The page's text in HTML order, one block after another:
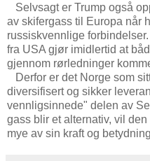
Selvsagt er Trump også
av skifergass til Europa når
russiskvennlige
fra USA gjør imidlertid at
gjennom rørledninger
Derfor er det Norge som
diversifisert og sikker
vennligsinnede" delen av
gass blir et alternativ, vil
mye av sin kraft og